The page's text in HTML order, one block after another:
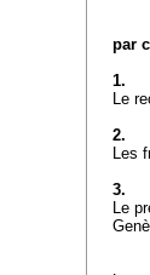
par
1.
Le
2.
Les
3.
Le